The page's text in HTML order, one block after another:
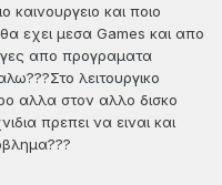
καινουργειο και ποιο
εχει μεσα Games και απο
απο προγραματα
λειτουργικο
αλλα στον αλλο δισκο
πρεπει να ειναι και